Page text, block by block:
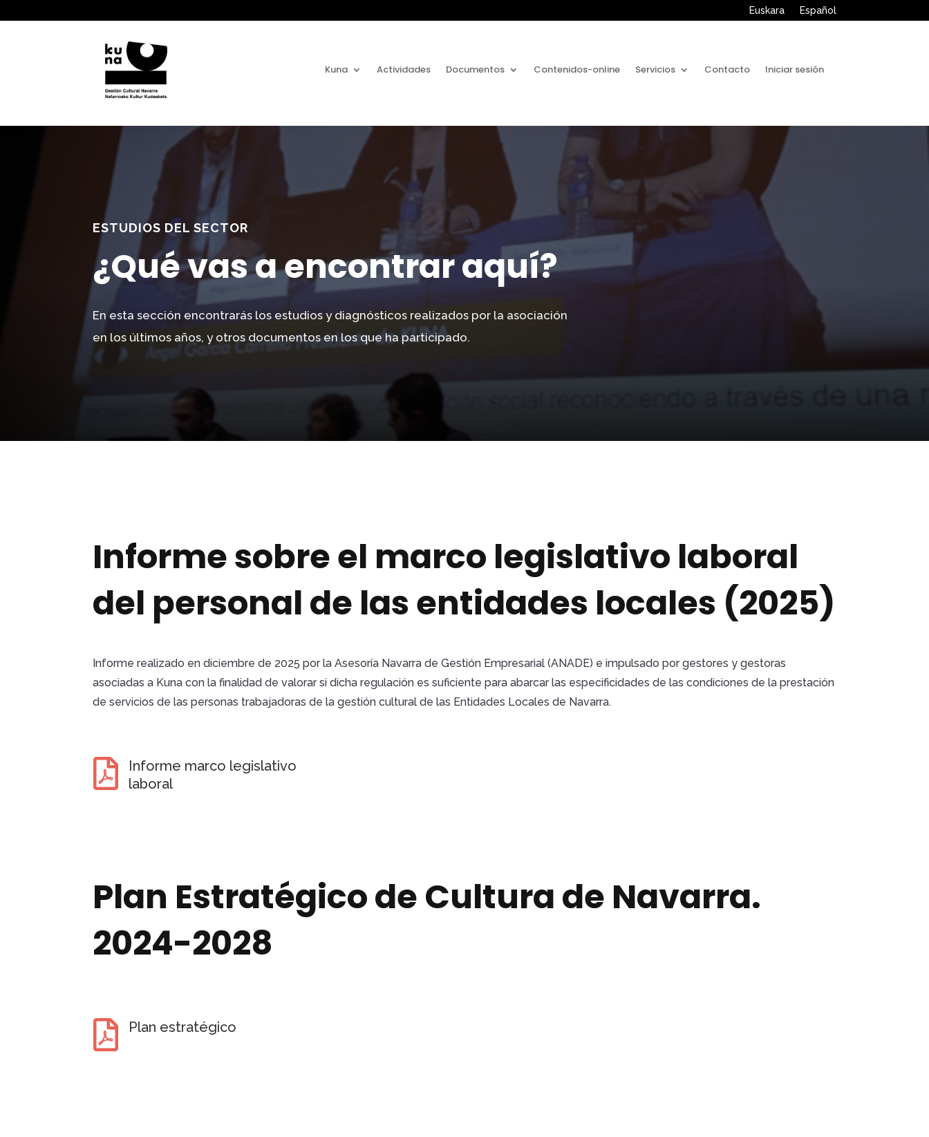
Euskara Español
Kuna Actividades Documentos Contenidos-online Servicios Contacto Iniciar sesión
ESTUDIOS DEL SECTOR
¿Qué vas a encontrar aquí?
En esta sección encontrarás los estudios y diagnósticos realizados por la asociación
en los últimos años, y otros documentos en los que ha participado.
Informe sobre el marco legislativo laboral
del personal de las entidades locales (2025)
Informe realizado en diciembre de 2025 por la Asesoría Navarra de Gestión Empresarial (ANADE) e impulsado por gestores y gestoras
asociadas a Kuna con la finalidad de valorar si dicha regulación es suficiente para abarcar las especificidades de las condiciones de la prestación
de servicios de las personas trabajadoras de la gestión cultural de las Entidades Locales de Navarra.

Informe marco legislativo
laboral
Plan Estratégico de Cultura de Navarra.
2024-2028
 Plan estratégico